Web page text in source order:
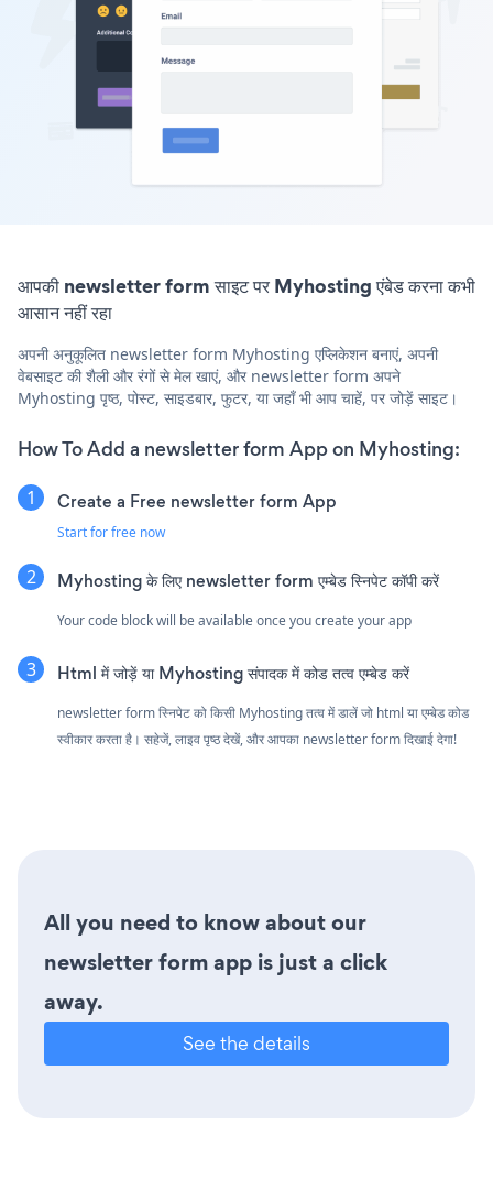
आपकी newsletter form साइट पर Myhosting एंबेड करना कभी
आसान नहीं रहा
अपनी अनुकूलित newsletter form Myhosting एप्लिकेशन बनाएं, अपनी
वेबसाइट की शैली और रंगों से मेल खाएं, और newsletter form अपने
Myhosting पृष्ठ, पोस्ट, साइडबार, फुटर, या जहाँ भी आप चाहें, पर जोड़ें साइट।
How To Add a newsletter form App on Myhosting:
Create a Free newsletter form App
Start for free now
Myhosting के लिए newsletter form एम्बेड स्निपेट कॉपी करें
Your code block will be available once you create your app
Html में जोड़ें या Myhosting संपादक में कोड तत्व एम्बेड करें
newsletter form स्निपेट को किसी Myhosting तत्व में डालें जो html या एम्बेड कोड
स्वीकार करता है। सहेजें, लाइव पृष्ठ देखें, और आपका newsletter form दिखाई देगा!
All you need to know about our
newsletter form app is just a click
away.
See the details